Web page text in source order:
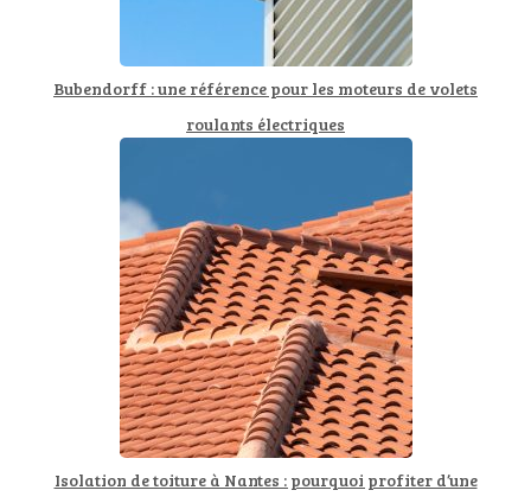
Bubendorff : une référence pour les moteurs de volets
roulants électriques
Isolation de toiture à Nantes : pourquoi profiter d’une